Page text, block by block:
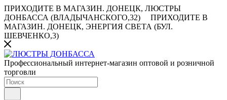
ПРИХОДИТЕ В МАГАЗИН. ДОНЕЦК, ЛЮСТРЫ
ДОНБАССА (ВЛАДЫЧАНСКОГО,32)
ПРИХОДИТЕ В
МАГАЗИН. ДОНЕЦК, ЭНЕРГИЯ СВЕТА (БУЛ.
ШЕВЧЕНКО,3)
Профессиональный интернет-магазин оптовой и розничной
торговли